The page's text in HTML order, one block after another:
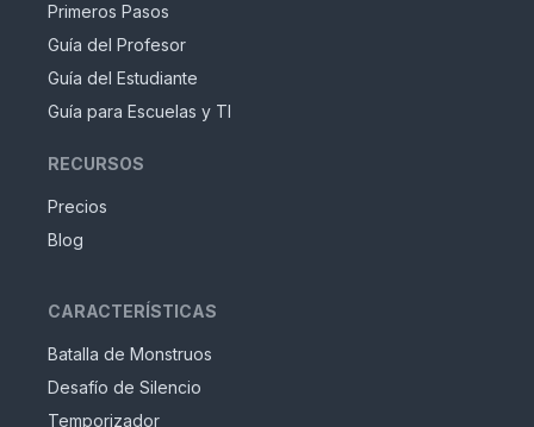
Primeros Pasos
Guía del Profesor
Guía del Estudiante
Guía para Escuelas y TI
RECURSOS
Precios
Blog
CARACTERÍSTICAS
Batalla de Monstruos
Desafío de Silencio
Temporizador